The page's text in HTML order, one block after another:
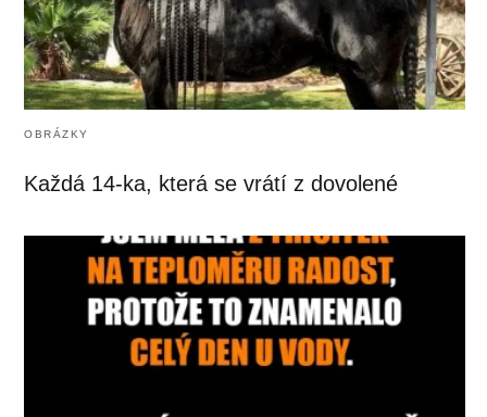
OBRÁZKY
Každá 14-ka, která se vrátí z dovolené